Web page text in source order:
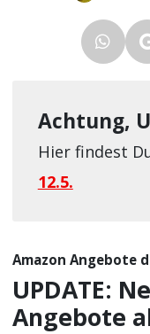
Achtung,
Hier findest
12.5.
Amazon Angebote
UPDATE:
Angebote